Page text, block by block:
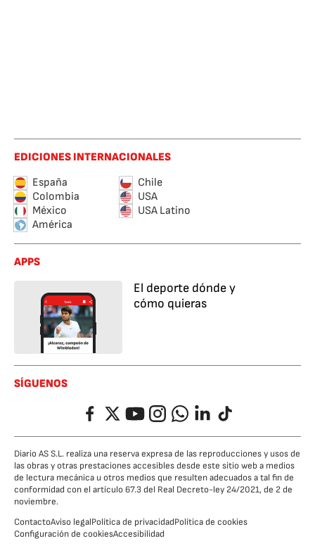
EDICIONES INTERNACIONALES
España
Chile
Colombia
USA
México
USA Latino
América
APPS
El deporte dónde y
cómo quieras
SÍGUENOS
FacebookTwitterYouTubeInstagramWhatsappLinkedIn
TikTok
Diario AS S.L. realiza una reserva expresa de las reproducciones y usos de
las obras y otras prestaciones accesibles desde este sitio web a medios
de lectura mecánica u otros medios que resulten adecuados a tal fin de
conformidad con el artículo 67.3 del Real Decreto-ley 24/2021, de 2 de
noviembre.
ContactoAviso legalPolítica de privacidadPolítica de cookies
Configuración de cookiesAccesibilidad